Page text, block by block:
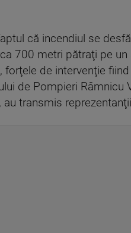
că incendiul se
700 metri pătraţi pe
forţele de intervenţie
de Pompieri
transmis